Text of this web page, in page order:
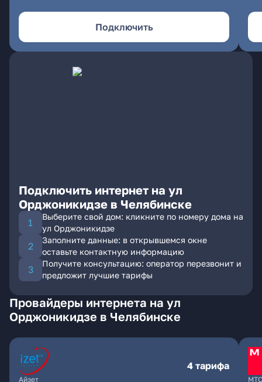
Подключить
Подключить интернет на ул
Орджоникидзе в Челябинске
Выберите свой дом: кликните по номеру дома на
ул Орджоникидзе
Заполните данные: в открывшемся окне
оставьте контактную информацию
Получите консультацию: оператор перезвонит и
предложит лучшие тарифы
Провайдеры интернета на ул
Орджоникидзе в Челябинске
Айзет
4 тарифа
МТС